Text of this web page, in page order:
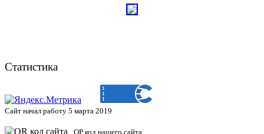
Статистика
Сайт начал работу 5 марта 2019
QP код нашего сайта